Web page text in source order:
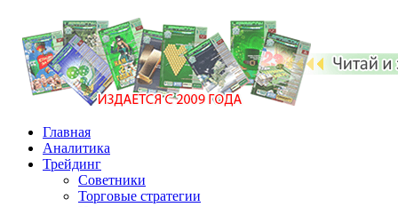
Главная
Аналитика
Трейдинг
Советники
Торговые стратегии